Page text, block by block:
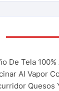
De Tela
Al Vapor
Quesos